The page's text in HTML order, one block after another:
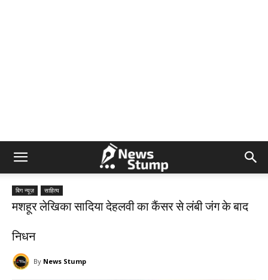
बिग न्यूज़ साहित्य
मशहूर लेखिका सादिया देहलवी का कैंसर से लंबी जंग के बाद
निधन
By News Stump